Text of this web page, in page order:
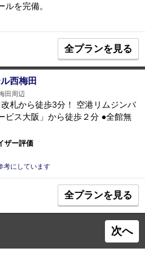
ルを完備。
全プランを見る
西梅田
田周辺
札から徒歩3分！ 空港リムジンバ
ビス大阪」から徒歩２分 ●全館無
ザー評価
考にしています
全プランを見る
次へ